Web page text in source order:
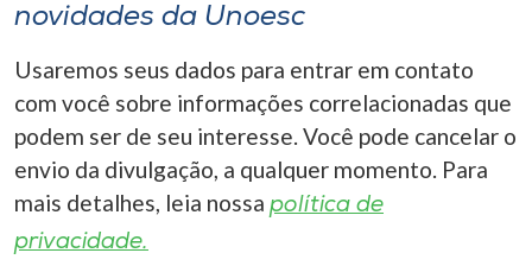
novidades da Unoesc
Usaremos seus dados para entrar em contato
com você sobre informações correlacionadas que
podem ser de seu interesse. Você pode cancelar o
envio da divulgação, a qualquer momento. Para
mais detalhes, leia nossa política de
privacidade.